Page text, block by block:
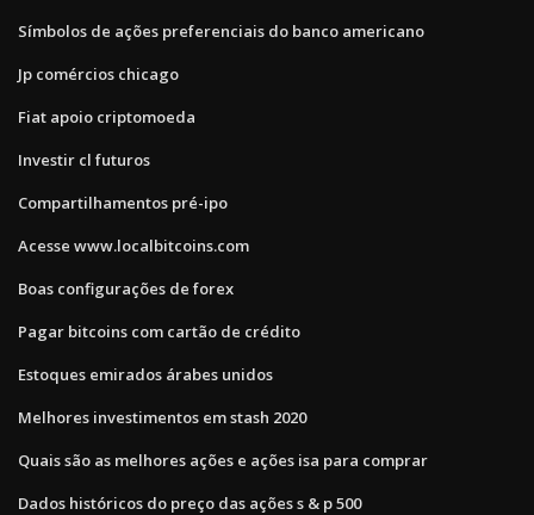
Símbolos de ações preferenciais do banco americano
Jp comércios chicago
Fiat apoio criptomoeda
Investir cl futuros
Compartilhamentos pré-ipo
Acesse www.localbitcoins.com
Boas configurações de forex
Pagar bitcoins com cartão de crédito
Estoques emirados árabes unidos
Melhores investimentos em stash 2020
Quais são as melhores ações e ações isa para comprar
Dados históricos do preço das ações s & p 500